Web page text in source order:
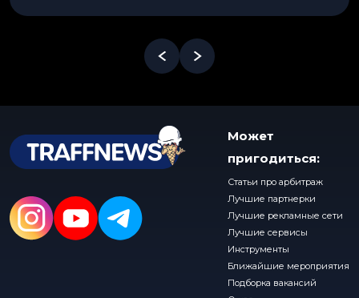
Может
пригодиться:
Статьи про арбитраж
Лучшие партнерки
Лучшие рекламные сети
Лучшие сервисы
Инструменты
Ближайшие мероприятия
Подборка вакансий